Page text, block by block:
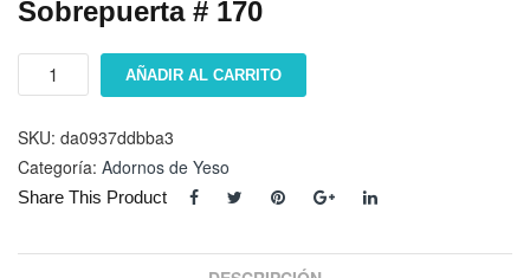
Sobrepuerta # 170
Sobrepuerta
cantidad
AÑADIR AL CARRITO
SKU: da0937ddbba3
Categoría: Adornos de Yeso
Share This Product